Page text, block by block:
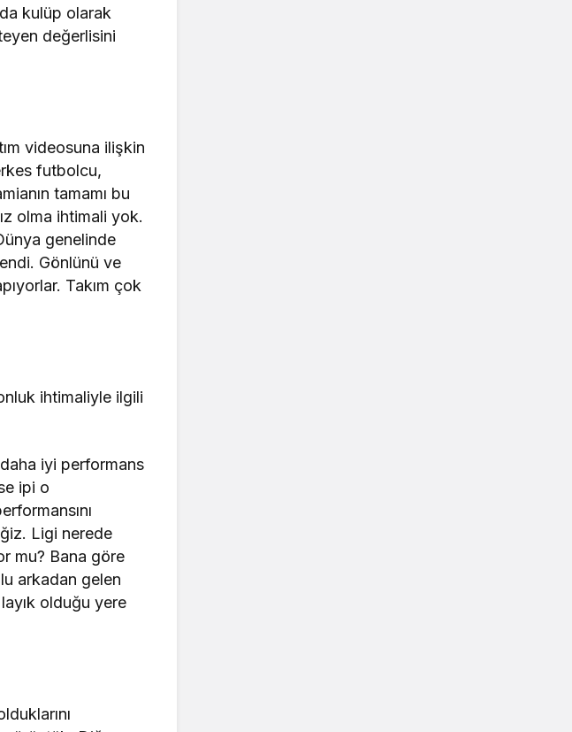
kulüp olarak
değerlisini
videosuna ilişkin
futbolcu,
tamamı bu
olma ihtimali yok.
genelinde
Gönlünü ve
Takım çok
ihtimaliyle ilgili
iyi performans
ipi o
Ligi nerede
mu? Bana göre
arkadan gelen
olduğu yere